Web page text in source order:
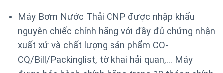
Máy Bơm Nước Thải CNP được nhập khẩu
nguyên chiếc chính hãng với đầy đủ chứng nhận
xuất xứ và chất lượng sản phẩm CO-
CQ/Bill/Packinglist, tờ khai hải quan,… Máy